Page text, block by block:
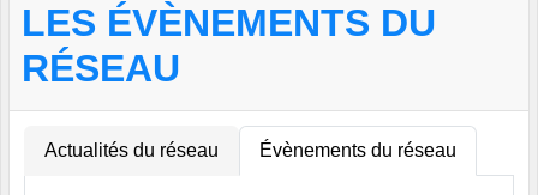
LES ÉVÈNEMENTS DU
RÉSEAU
Actualités du réseau Évènements du réseau